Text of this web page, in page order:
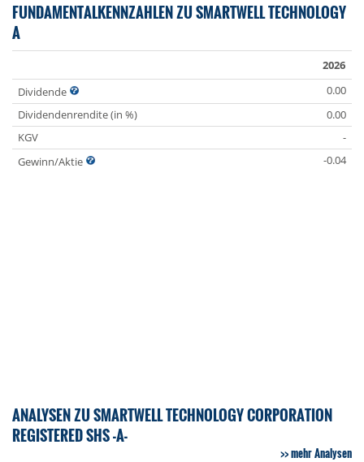
FUNDAMENTALKENNZAHLEN ZU SMARTWELL TECHNOLOGY
A
2026
Dividende
0.00
Dividendenrendite (in %)
0.00
KGV
-
Gewinn/Aktie
-0.04
ANALYSEN ZU SMARTWELL TECHNOLOGY CORPORATION
REGISTERED SHS -A-
mehr Analysen